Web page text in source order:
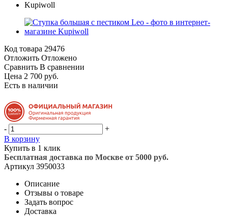
Код товара 29476
Отложить Отложено
Сравнить В сравнении
Цена 2 700 руб.
Есть в наличии
-
+
В корзину
Купить в 1 клик
Бесплатная доставка по Москве от 5000 руб.
Артикул 3950033
Описание
Отзывы о товаре
Задать вопрос
Доставка